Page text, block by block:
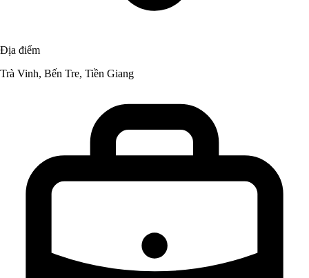
Địa điểm
Trà Vinh, Bến Tre, Tiền Giang